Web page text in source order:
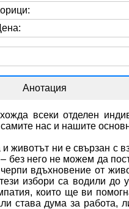
Анотация
всеки отделен
нас и нашите
животът ни е свързан с
без него не можем да
вдъхновение от
избори са водили до
които ще ви
става дума за работа,